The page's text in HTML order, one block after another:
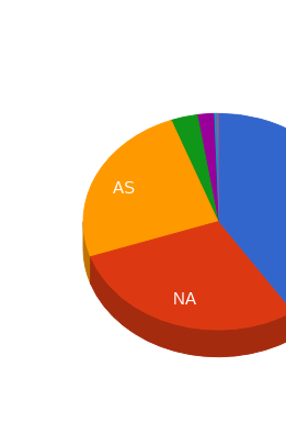
AS
NA